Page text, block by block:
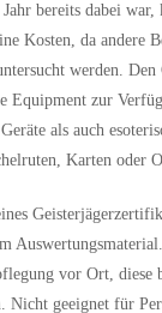
bereits dabei war,
Kosten, da andere
werden. Den
Equipment zur
als auch
Karten oder
Auswertungsmaterial.
vor Ort, diese
Nicht geeignet für